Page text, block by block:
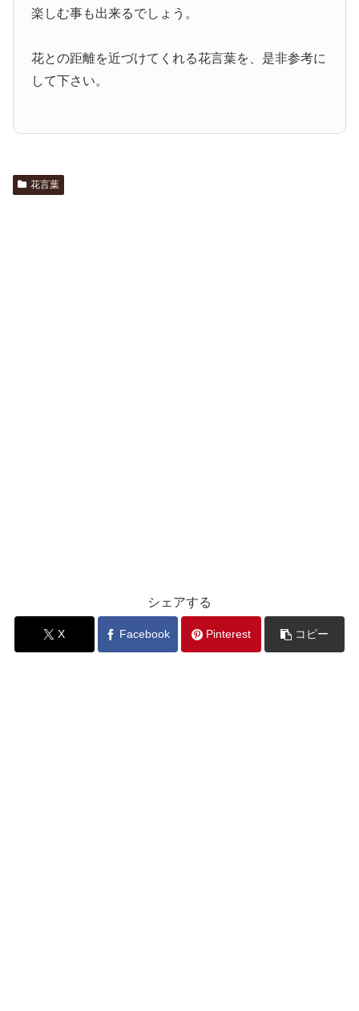
楽しむ事も出来るでしょう。
花との距離を近づけてくれる花言葉を、是非参考に
して下さい。
花言葉
シェアする
X Facebook Pinterest コピー